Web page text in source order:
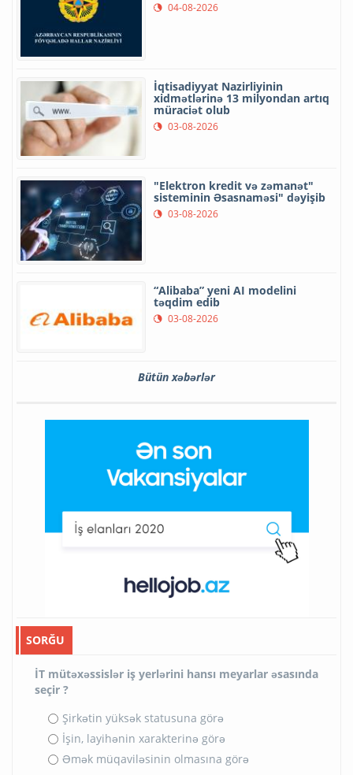
04-08-2026
İqtisadiyyat Nazirliyinin
xidmətlərinə 13 milyondan artıq
müraciət olub
03-08-2026
"Elektron kredit və zəmanət"
sisteminin Əsasnaməsi" dəyişib
03-08-2026
“Alibaba” yeni AI modelini
təqdim edib
03-08-2026
Bütün xəbərlər
SORĞU
İT mütəxəssislər iş yerlərini hansı meyarlar əsasında
seçir ?
Şirkətin yüksək statusuna görə
İşin, layihənin xarakterinə görə
Əmək müqaviləsinin olmasına görə